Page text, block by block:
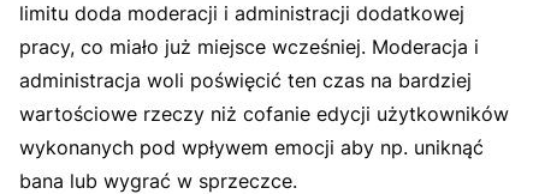
limitu doda moderacji i administracji dodatkowej
pracy, co miało już miejsce wcześniej. Moderacja i
administracja woli poświęcić ten czas na bardziej
wartościowe rzeczy niż cofanie edycji użytkowników
wykonanych pod wpływem emocji aby np. uniknąć
bana lub wygrać w sprzeczce.